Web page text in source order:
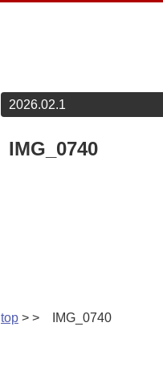
2026.02.1
IMG_0740
top > > IMG_0740